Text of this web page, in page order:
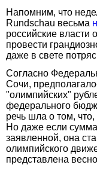
Напомним, что
Rundschau весьма
российские власти
провести
даже в свете
Согласно
Сочи,
"олимпийских"
федерального
речь шла о том,
Но даже если
заявленной, она
олимпийского
представлена